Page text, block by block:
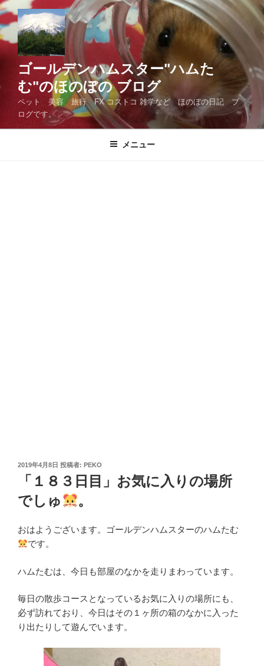
コ
テ
ン
ス
ゴールデンハムスター"ハムた
む"のほのぼの ブログ
ペット 美容 旅行 FX コストコ 雑学など ほのぼの日記 ブ
ログです。
メニュー
投
2019年4月8日 投稿者: PEKO
「１８３日目」お気に入りの場所
でしゅ
。
おはようございます。ゴールデンハムスターのハムたむ
です。
ハムたむは、今日も部屋のなかを走りまわっています。
毎日の散歩コースとなっているお気に入りの場所にも、
必ず訪れており、今日はその１ヶ所の箱のなかに入った
り出たりして遊んでいます。